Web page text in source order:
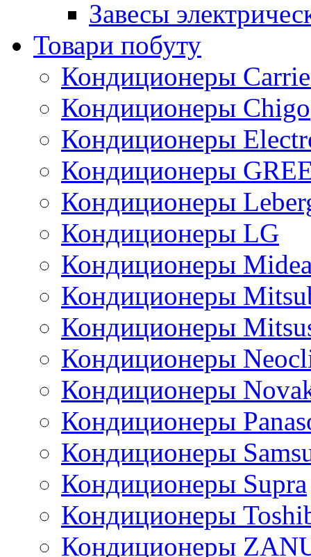
Завесы
Товари побуту
Кондиционеры
Кондиционеры Chigo
Кондиционеры
Кондиционеры
Кондиционеры
Кондиционеры LG
Кондиционеры
Кондиционеры
Кондиционеры
Кондиционеры
Кондиционеры
Кондиционеры
Кондиционеры
Кондиционеры Supra
Кондиционеры
Кондиционеры